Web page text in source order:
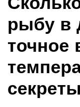
рыбу в
точное
секреты